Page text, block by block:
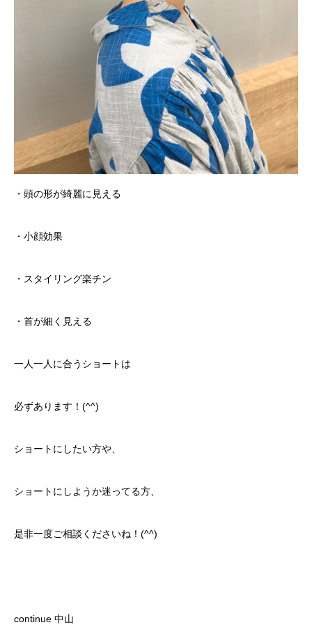
・頭の形が綺麗に見える
・小顔効果
・スタイリング楽チン
・首が細く見える
一人一人に合うショートは
必ずあります！(^^)
ショートにしたい方や、
ショートにしようか迷ってる方、
是非一度ご相談くださいね！(^^)
continue 中山